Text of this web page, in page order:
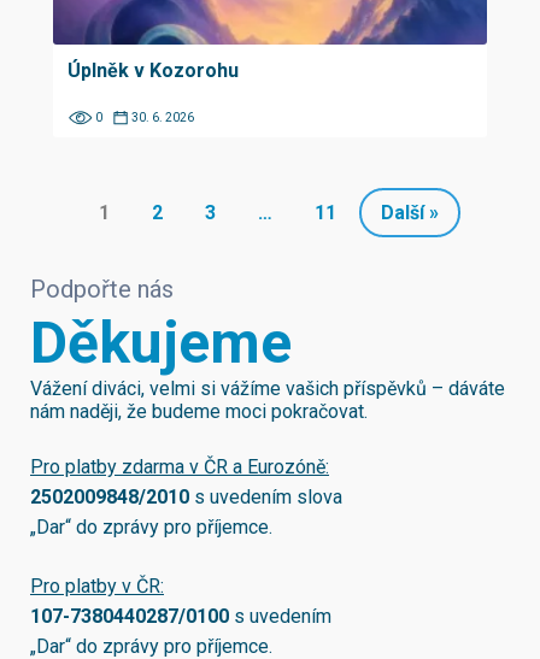
Úplněk v Kozorohu
0 30. 6. 2026
1 2 3 … 11 Další »
Podpořte nás
Děkujeme
Vážení diváci, velmi si vážíme vašich příspěvků – dáváte
nám naději, že budeme moci pokračovat.
Pro platby zdarma v ČR a Eurozóně:
2502009848/2010 s uvedením slova
„Dar“ do zprávy pro příjemce.
Pro platby v ČR:
107-7380440287/0100 s uvedením
„Dar“ do zprávy pro příjemce.